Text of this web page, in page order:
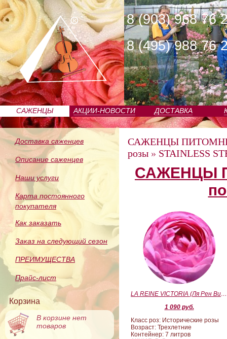
8 (903) 968 76
8 (495) 988 76
САЖЕНЦЫ
ПИТОМНИКА
АКЦИИ-НОВОСТИ ДОСТАВКА
Доставка саженцев
Описание саженцев
Наши услуги
Карта постоянного
покупателя
Как заказать
Заказ на следующий сезон
ПРЕИМУЩЕСТВА
Прайс-лист
Корзина
В корзине нет
товаров
САЖЕНЦЫ
розы » STAINLESS
САЖЕНЦЫ
LA REINE VICTORIA (Ля Рен Виктория)
1 090 руб.
Класс роз: Исторические розы
Возраст: Трехлетние
Контейнер: 7 литров